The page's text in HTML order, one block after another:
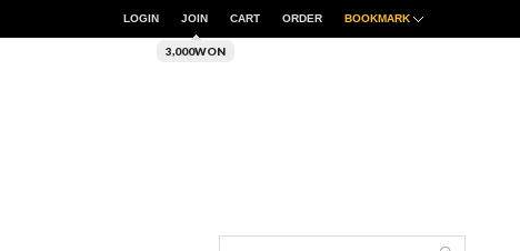
LOGIN JOIN
3,000WON
CART ORDER BOOKMARK